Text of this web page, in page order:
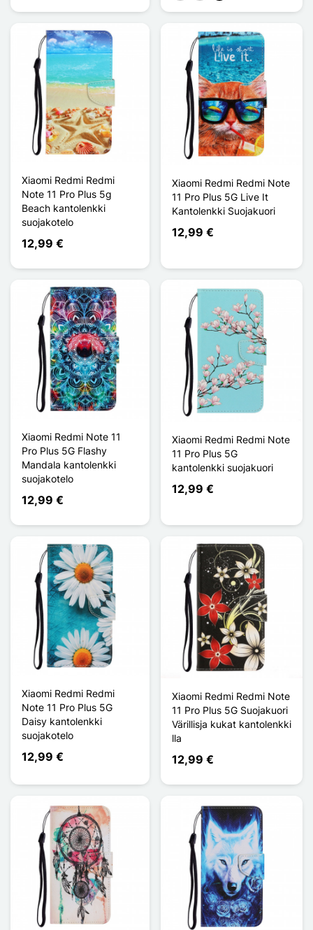
Xiaomi Redmi Redmi
Note 11 Pro Plus 5g
Beach kantolenkki
suojakotelo
12,99 €
Xiaomi Redmi Redmi Note
11 Pro Plus 5G Live It
Kantolenkki Suojakuori
12,99 €
Xiaomi Redmi Note 11
Pro Plus 5G Flashy
Mandala kantolenkki
suojakotelo
12,99 €
Xiaomi Redmi Redmi Note
11 Pro Plus 5G
kantolenkki suojakuori
12,99 €
Xiaomi Redmi Redmi
Note 11 Pro Plus 5G
Daisy kantolenkki
suojakotelo
12,99 €
Xiaomi Redmi Redmi Note
11 Pro Plus 5G Suojakuori
Värillisja kukat kantolenkki
lla
12,99 €